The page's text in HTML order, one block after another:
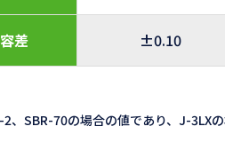
差 ±0.10
、SBR-70の場合の値であり、J-3LX